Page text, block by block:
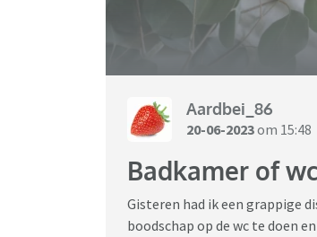
Aardbei_86
20-06-2023om 15:48
Badkamer of
Gisteren had ik een grappige
boodschap op de wc te doen